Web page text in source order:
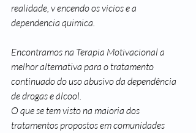
realidade, v encendo os vicios e a
dependencia quimica.
Encontramos na Terapia Motivacional a
melhor alternativa para o tratamento
continuado do uso abusivo da dependência
de drogas e álcool.
O que se tem visto na maioria dos
tratamentos propostos em comunidades